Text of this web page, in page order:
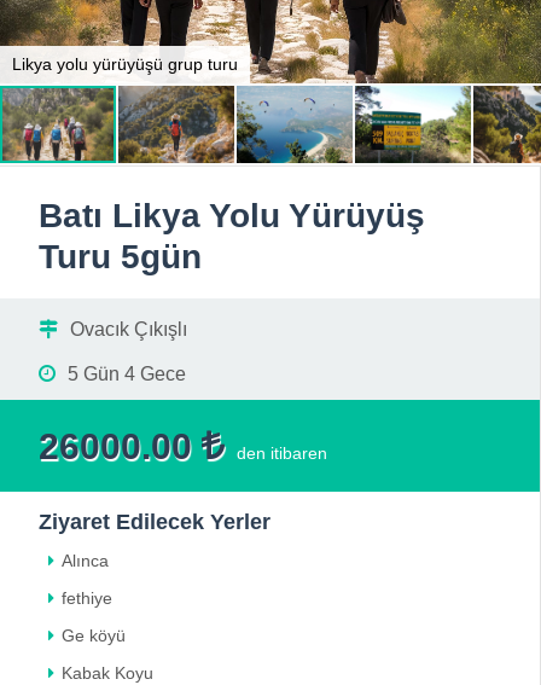
Likya yolu yürüyüşü grup turu
Batı Likya Yolu Yürüyüş
Turu 5gün
Ovacık Çıkışlı
5 Gün 4 Gece
26000.00 den itibaren
Ziyaret Edilecek Yerler
Alınca
fethiye
Ge köyü
Kabak Koyu